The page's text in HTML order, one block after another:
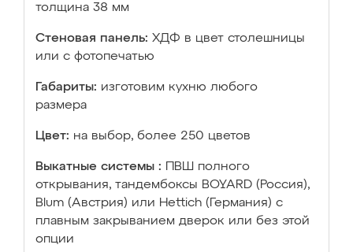
толщина 38 мм
Стеновая панель: ХДФ в цвет столешницы
или с фотопечатью
Габариты: изготовим кухню любого
размера
Цвет: на выбор, более 250 цветов
Выкатные системы :
ПВШ полного
открывания, тандембоксы BOYARD (Россия),
Blum (Австрия) или Hettich (Германия) с
плавным закрыванием дверок или без этой
опции